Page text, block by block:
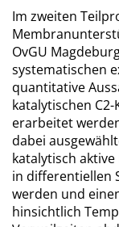
Im zweiten
OvGU
systematischen
quantitative
katalytischen
erarbeitet
dabei
katalytisch
in differentiellen
werden und
hinsichtlich